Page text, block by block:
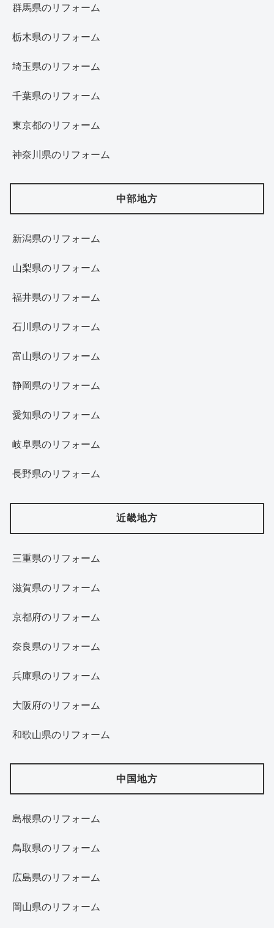
群馬県のリフォーム
栃木県のリフォーム
埼玉県のリフォーム
千葉県のリフォーム
東京都のリフォーム
神奈川県のリフォーム
中部地方
新潟県のリフォーム
山梨県のリフォーム
福井県のリフォーム
石川県のリフォーム
富山県のリフォーム
静岡県のリフォーム
愛知県のリフォーム
岐阜県のリフォーム
長野県のリフォーム
近畿地方
三重県のリフォーム
滋賀県のリフォーム
京都府のリフォーム
奈良県のリフォーム
兵庫県のリフォーム
大阪府のリフォーム
和歌山県のリフォーム
中国地方
島根県のリフォーム
鳥取県のリフォーム
広島県のリフォーム
岡山県のリフォーム